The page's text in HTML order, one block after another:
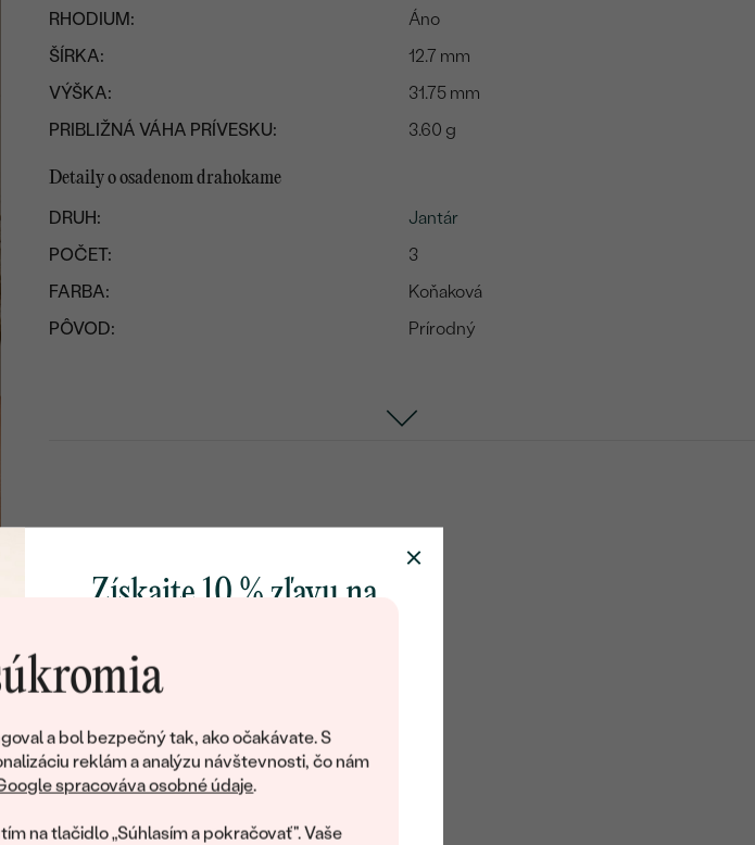
a bol bezpečný tak, ako očakávate. S
reklám a analýzu návštevnosti, čo nám
spracováva osobné údaje.
na tlačidlo „Súhlasím a pokračovať". Vaše
RHODIUM:
Áno
ŠÍRKA:
12.7 mm
VÝŠKA:
31.75 mm
PRIBLIŽNÁ VÁHA PRÍVESKU:
3.60 g
Detaily o osadenom drahokame
DRUH:
Jantár
POČET:
3
FARBA:
Koňaková
PÔVOD:
Prírodný
Získajte 10 % zľavu na
poctivo vyrábaných šperkov Eppi.
Ako darček na privítanie vám
obratom pošleme zľavový kód na